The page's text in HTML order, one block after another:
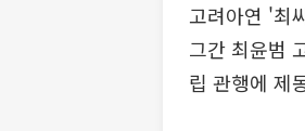
고려아연 '최
그간 최윤범
립 관행에 제